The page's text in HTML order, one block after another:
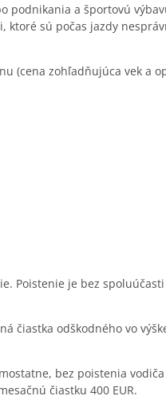
podnikania a športovú
ktoré sú počas jazdy
(cena zohľadňujúca vek a
Poistenie je bez
čiastka odškodného vo
bez poistenia
čiastku 400 EUR.